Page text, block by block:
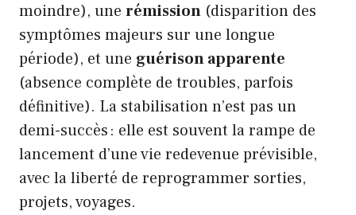
moindre), une rémission (disparition des
symptômes majeurs sur une longue
période), et une guérison apparente
(absence complète de troubles, parfois
définitive). La stabilisation n’est pas un
demi-succès : elle est souvent la rampe de
lancement d’une vie redevenue prévisible,
avec la liberté de reprogrammer sorties,
projets, voyages.